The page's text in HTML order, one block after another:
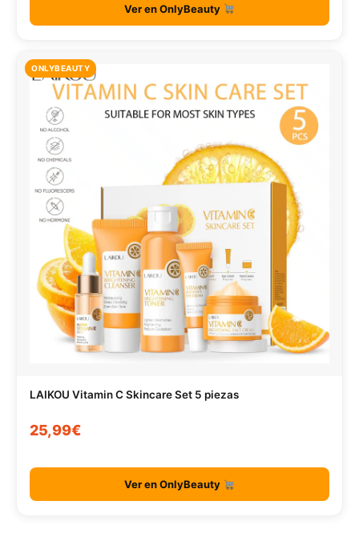
Ver en OnlyBeauty
ONLYBEAUTY
LAIKOU Vitamin C Skincare Set 5 piezas
25,99€
Ver en OnlyBeauty